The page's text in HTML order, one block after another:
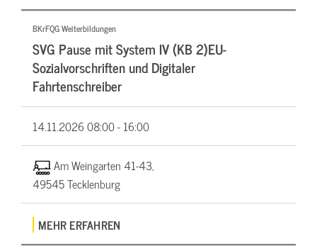
BKrFQG Weiterbildungen
SVG Pause mit System IV (KB 2)EU-
Sozialvorschriften und Digitaler
Fahrtenschreiber
14.11.202608:00 - 16:00
Am Weingarten 41-43,
49545 Tecklenburg
MEHR ERFAHREN